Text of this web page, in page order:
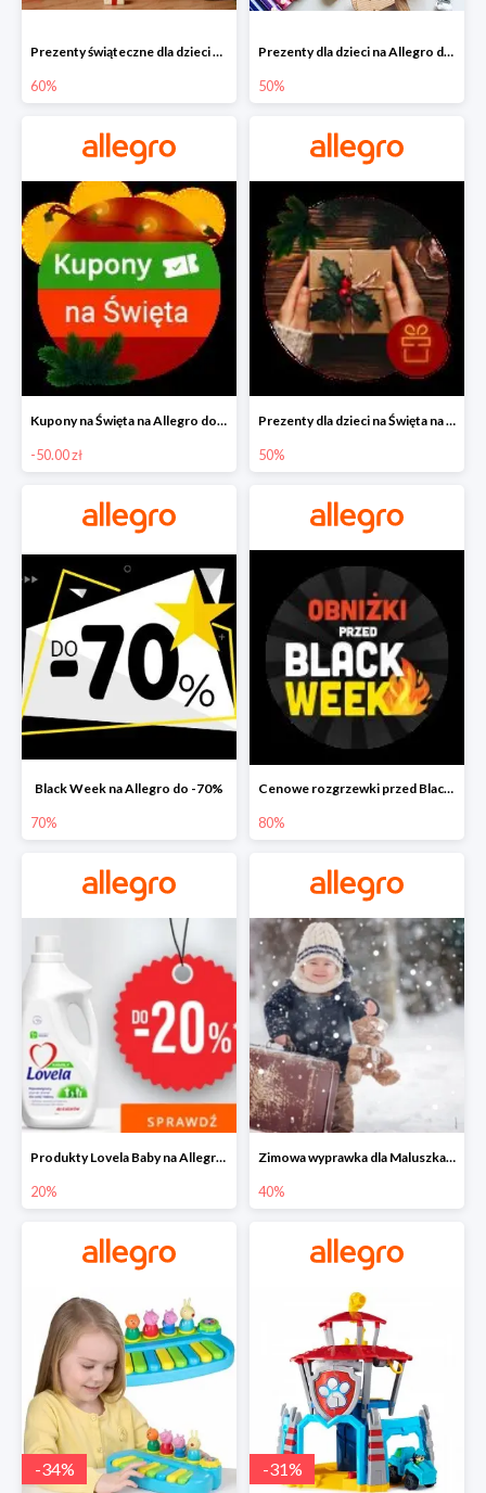
Prezenty świąteczne dla dzieci na Allegro do -60%
60%
Prezenty dla dzieci na Allegro do -50%
50%
Kupony na Święta na Allegro do -50 zł
-50.00 zł
Prezenty dla dzieci na Święta na Allegro do -50%
50%
Black Week na Allegro do -70%
70%
Cenowe rozgrzewki przed Black Friday na Allegro do -80%
80%
Produkty Lovela Baby na Allegro do -20%
20%
Zimowa wyprawka dla Maluszka na Allegro do -40%
40%
-34% -31%